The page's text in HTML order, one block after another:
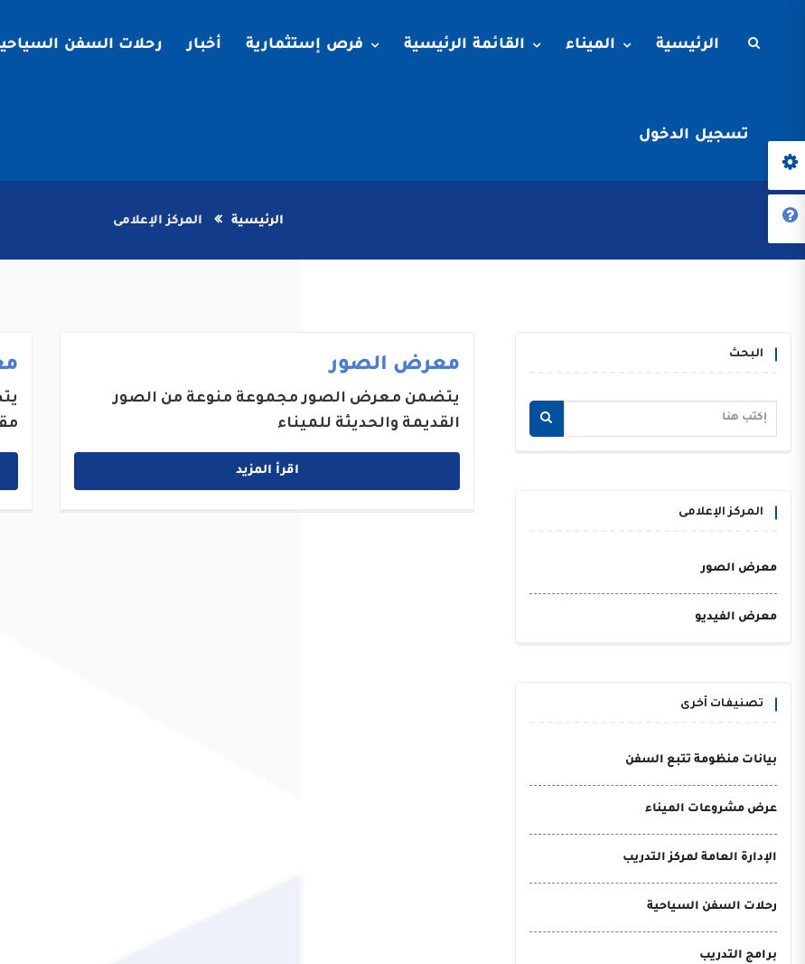
الرئيسية الميناء القائمة الرئيسية فرص إستثمارية أخبار رحلات السفن
تسجيل الدخول
الرئيسية المركز الإعلامى
البحث
المركز الإعلامى
معرض الصور
معرض الفيديو
تصنيفات أخرى
بيانات منظومة تتبع السفن
عرض مشروعات الميناء
الإدارة العامة لمركز التدريب
رحلات السفن السياحية
برامج التدريب
معرض الصور
يتضمن معرض الصور مجموعة منوعة من الصور
القديمة والحديثة للميناء
اقرأ المزيد